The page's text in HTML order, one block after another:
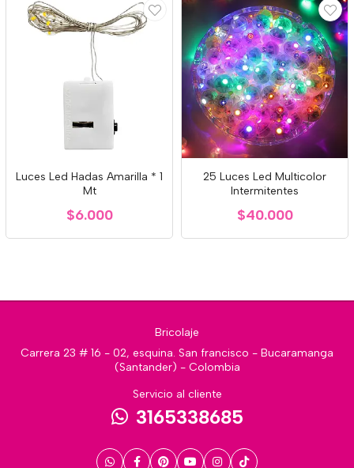
Luces Led Hadas Amarilla * 1
Mt
$6.000
25 Luces Led Multicolor
Intermitentes
$40.000
Bricolaje
Carrera 23 # 16 - 02, esquina. San francisco - Bucaramanga
(Santander) - Colombia
Servicio al cliente
3165338685